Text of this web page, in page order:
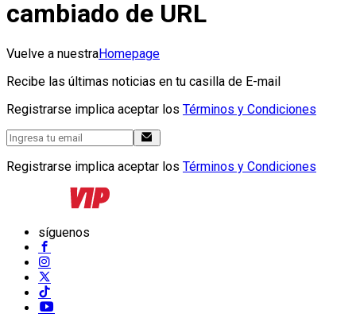
cambiado de URL
Vuelve a nuestraHomepage
Recibe las últimas noticias en tu casilla de E-mail
Registrarse implica aceptar los Términos y Condiciones
Registrarse implica aceptar los Términos y Condiciones
síguenos